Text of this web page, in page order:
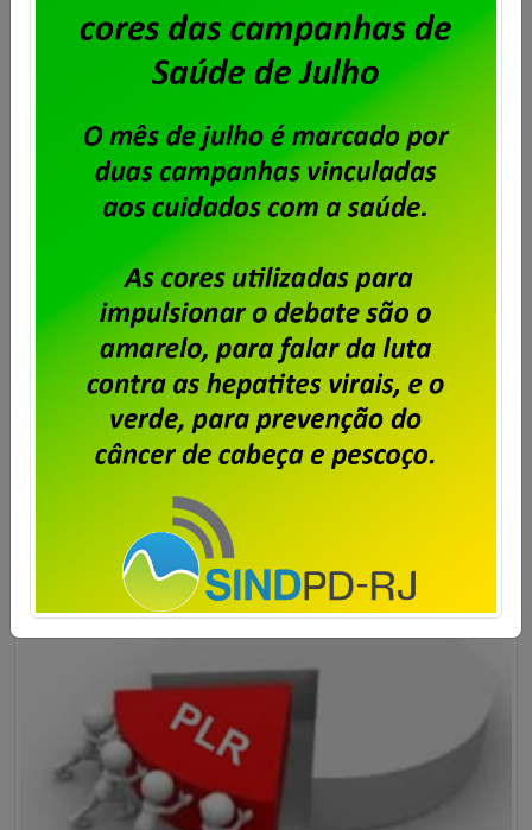
Unisys Brasil – Sindicato abre prazo
para apresentação de cartas de
oposição ao desconto para
fortalecimento sindical
Imprensa em 06/08/2026
Após o encerramento da negociação do Acordo de
Coletivo de Trabalho (ACT) 2026/2028 dos
trabalhadores e trabalhadoras da Unisys Brasil, será
cobrada a Contribuição para Custeio Sindical,
conforme aprovado em assembleia. O desconto
previsto é de 50% de um único dia de salário vigente
do trabalhador, conforme a cláusula “54ª –
Contribuição Para Custeio Sindical” […]